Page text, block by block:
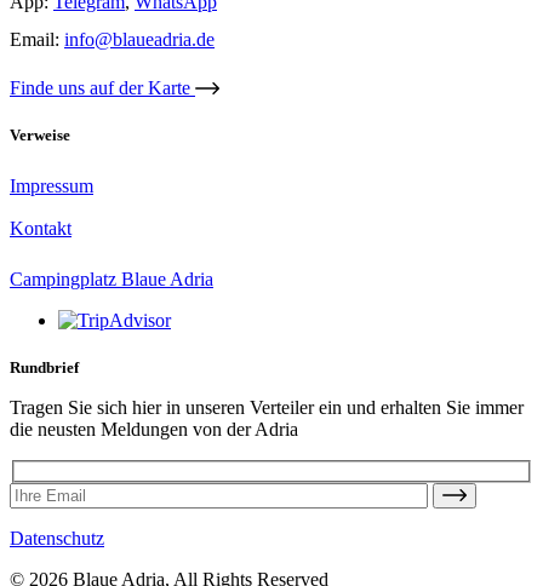
Email: info@blaueadria.de
Finde uns auf der Karte
Verweise
Impressum
Kontakt
Campingplatz Blaue Adria
Rundbrief
Tragen Sie sich hier in unseren Verteiler ein und erhalten Sie immer
die neusten Meldungen von der Adria
Datenschutz
© 2026 Blaue Adria, All Rights Reserved